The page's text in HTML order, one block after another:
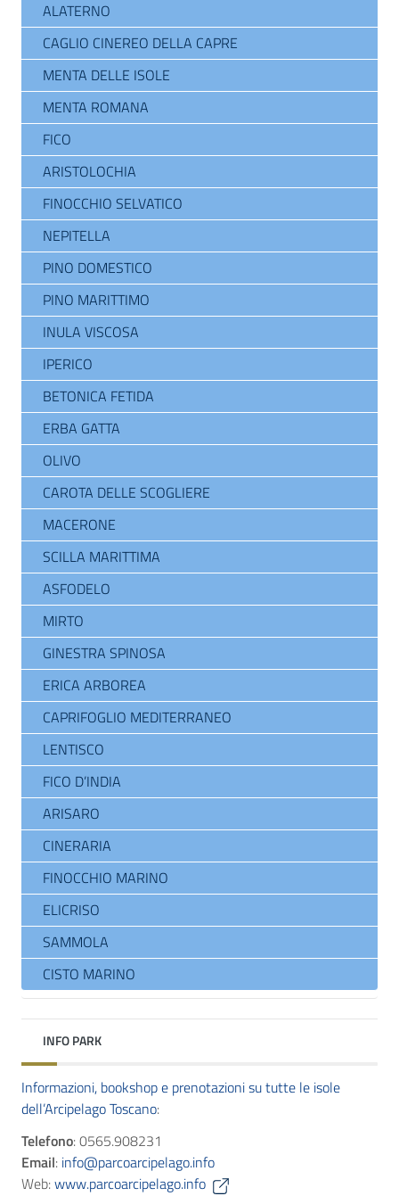
ALATERNO
CAGLIO CINEREO DELLA CAPRE
MENTA DELLE ISOLE
MENTA ROMANA
FICO
ARISTOLOCHIA
FINOCCHIO SELVATICO
NEPITELLA
PINO DOMESTICO
PINO MARITTIMO
INULA VISCOSA
IPERICO
BETONICA FETIDA
ERBA GATTA
OLIVO
CAROTA DELLE SCOGLIERE
MACERONE
SCILLA MARITTIMA
ASFODELO
MIRTO
GINESTRA SPINOSA
ERICA ARBOREA
CAPRIFOGLIO MEDITERRANEO
LENTISCO
FICO D’INDIA
ARISARO
CINERARIA
FINOCCHIO MARINO
ELICRISO
SAMMOLA
CISTO MARINO
INFO PARK
Informazioni, bookshop e prenotazioni su tutte le isole
dell’Arcipelago Toscano:
Telefono: 0565.908231
Email: info@parcoarcipelago.info
Web:www.parcoarcipelago.info